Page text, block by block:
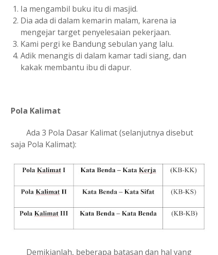
Ia mengambil buku itu di masjid.
Dia ada di dalam kemarin malam, karena ia
mengejar target penyelesaian pekerjaan.
Kami pergi ke Bandung sebulan yang lalu.
Adik menangis di dalam kamar tadi siang, dan
kakak membantu ibu di dapur.
Pola Kalimat
Ada 3 Pola Dasar Kalimat (selanjutnya disebut
saja Pola Kalimat):
Demikianlah, beberapa batasan dan hal yang